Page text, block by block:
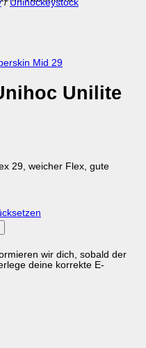
/ Unihockeystock
Unilite
29, weicher Flex, gute
wir dich, sobald der
deine korrekte E-